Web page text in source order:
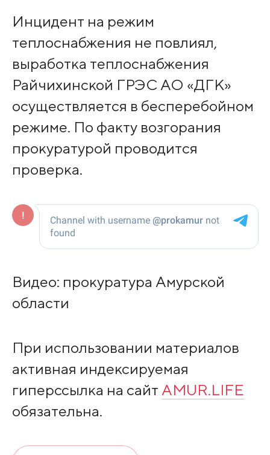
Инцидент на режим
теплоснабжения не повлиял,
выработка теплоснабжения
Райчихинской ГРЭС АО «ДГК»
осуществляется в бесперебойном
режиме. По факту возгорания
прокуратурой проводится
проверка.
Видео: прокуратура Амурской
области
При использовании материалов
активная индексируемая
гиперссылка на сайт AMUR.LIFE
обязательна.